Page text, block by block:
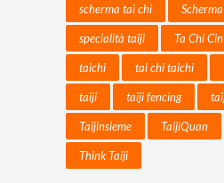
scherma tai chi
specialità taiji Ta Chi
taichi tai chi taichi
taiji taiji fencing
Taijinsieme TaijiQuan
Think Taiji